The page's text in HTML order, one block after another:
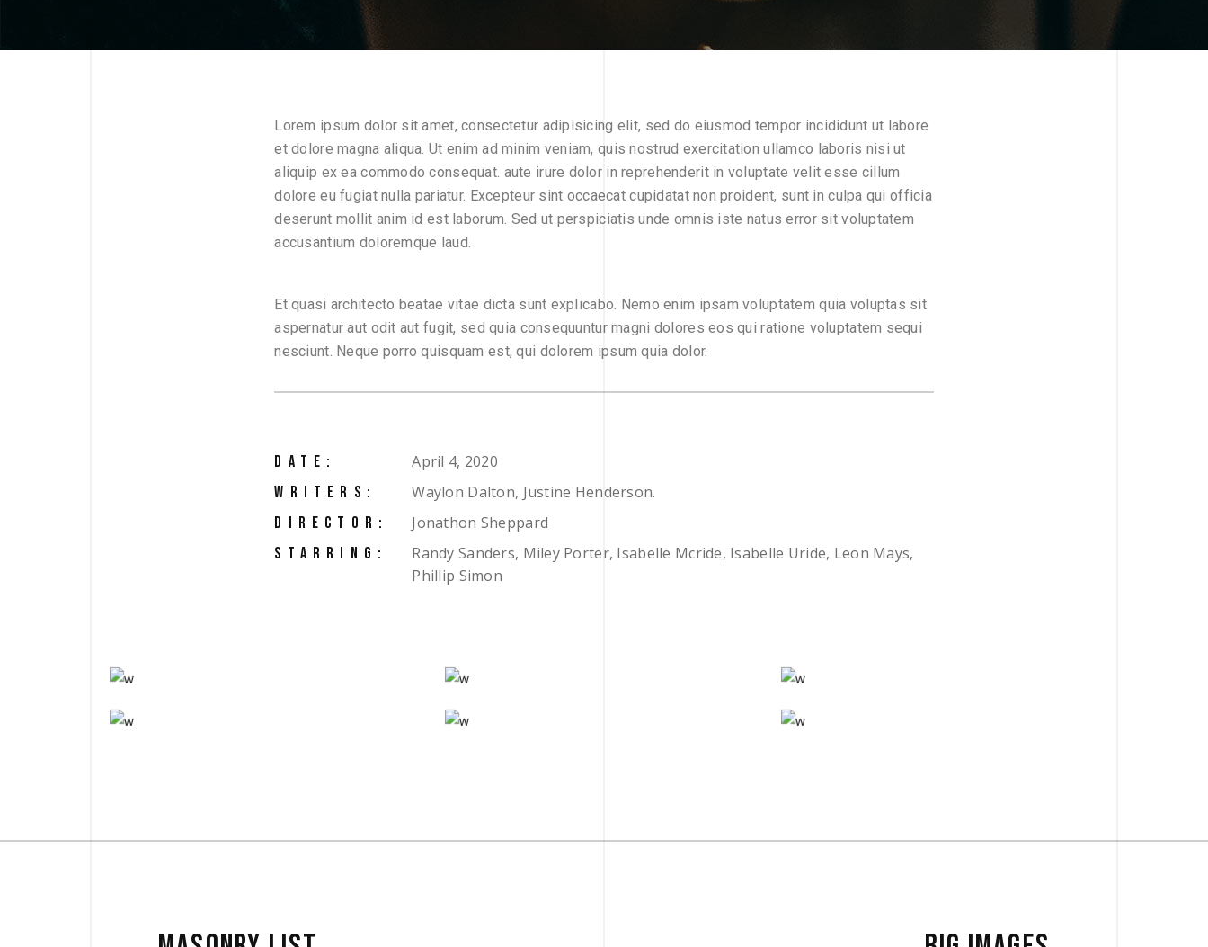
Lorem ipsum dolor sit amet, consectetur adipisicing elit, sed do eiusmod tempor incididunt ut labore
et dolore magna aliqua. Ut enim ad minim veniam, quis nostrud exercitation ullamco laboris nisi ut
aliquip ex ea commodo consequat. aute irure dolor in reprehenderit in voluptate velit esse cillum
dolore eu fugiat nulla pariatur. Excepteur sint occaecat cupidatat non proident, sunt in culpa qui officia
deserunt mollit anim id est laborum. Sed ut perspiciatis unde omnis iste natus error sit voluptatem
accusantium doloremque laud.
Et quasi architecto beatae vitae dicta sunt explicabo. Nemo enim ipsam voluptatem quia voluptas sit
aspernatur aut odit aut fugit, sed quia consequuntur magni dolores eos qui ratione voluptatem sequi
nesciunt. Neque porro quisquam est, qui dolorem ipsum quia dolor.
DATE: April 4, 2020
WRITERS: Waylon Dalton, Justine Henderson.
DIRECTOR: Jonathon Sheppard
STARRING:
Randy Sanders, Miley Porter, Isabelle Mcride, Isabelle Uride, Leon Mays,
Phillip Simon